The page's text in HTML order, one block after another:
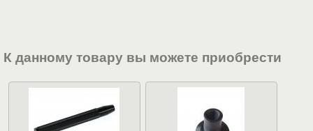
К данному товару вы можете приобрести